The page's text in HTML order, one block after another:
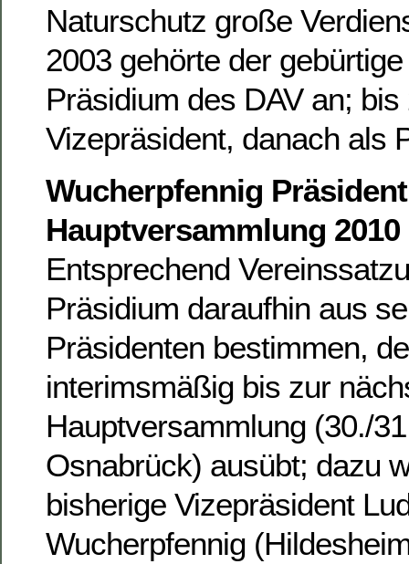
Naturschutz große
2003 gehörte der
Präsidium des DAV an; bis
Vizepräsident, danach als
Wucherpfennig
Hauptversammlung 2010
Entsprechend
Präsidium daraufhin aus
Präsidenten bestimmen,
interimsmäßig bis zur
Hauptversammlung (30./
Osnabrück) ausübt; dazu
bisherige Vizepräsident
Wucherpfennig